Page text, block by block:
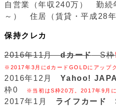
自営業（年収240万） 勤続
～） 住居（賃貸・平成28年
保持クレカ
2016年11月dカードS枠
※2017年3月にdカードGOLDにアップ
2016年12月Yahoo!
枠0
※当初はS枠20万。2017年9月
2017年1月 ライフカード